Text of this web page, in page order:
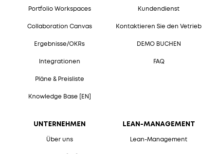
Portfolio Workspaces
Collaboration Canvas
Ergebnisse/OKRs
Integrationen
Pläne & Preisliste
Knowledge Base [EN]
UNTERNEHMEN
Über uns
LEAN-MANAGEMENT
Lean-Management
Kundendienst
Kontaktieren Sie den Vetrieb
DEMO BUCHEN
FAQ